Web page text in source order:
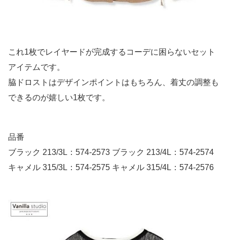
これ1枚でレイヤードが完成するコーデに困らないセット
アイテムです。
脇ドロストはデザインポイントはもちろん、着丈の調整も
できるのが嬉しい1枚です。
品番
ブラック 213/3L：574-2573 ブラック 213/4L：574-2574
キャメル 315/3L：574-2575 キャメル 315/4L：574-2576